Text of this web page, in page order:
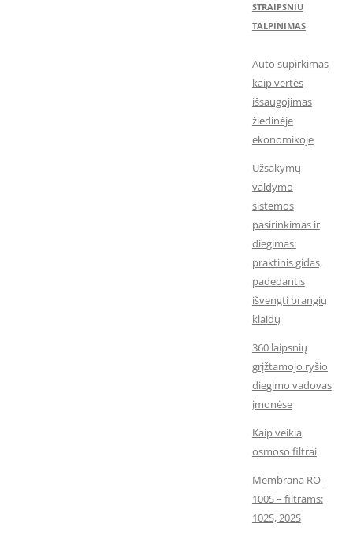
STRAIPSNIU
TALPINIMAS
Auto supirkimas
kaip vertės
išsaugojimas
žiedinėje
ekonomikoje
Užsakymų
valdymo
sistemos
pasirinkimas ir
diegimas:
praktinis gidas,
padedantis
išvengti brangių
klaidų
360 laipsnių
grįžtamojo ryšio
diegimo vadovas
įmonėse
Kaip veikia
osmoso filtrai
Membrana RO-
100S – filtrams:
102S, 202S